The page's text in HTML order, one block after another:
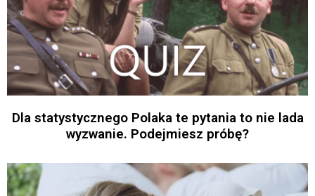
Dla statystycznego Polaka te pytania to nie lada
wyzwanie. Podejmiesz próbę?